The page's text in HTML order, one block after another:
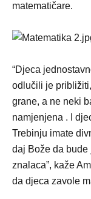
matematičare.
“Djeca
odlučili je
grane, a ne neki
namjenjena . I
Trebinju imate
daj Bože da bude
znalaca”, kaže
da djeca zavole